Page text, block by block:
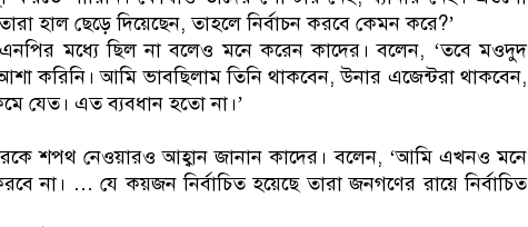
হাল ছেড়ে দিয়েছেন, তাহলে নির্বাচন করবে কেমন করে?’
মধ্যে ছিল না বলেও মনে করেন কাদের। বলেন, ‘তবে মওদুদ
করিনি। আমি ভাবছিলাম তিনি থাকবেন, উনার এজেন্টরা থাকবেন,
যেত। এত ব্যবধান হতো না।’
শপথ নেওয়ারও আহ্বান জানান কাদের। বলেন, ‘আমি এখনও মনে
না। … যে কয়জন নির্বাচিত হয়েছে তারা জনগণের রায়ে নির্বাচিত